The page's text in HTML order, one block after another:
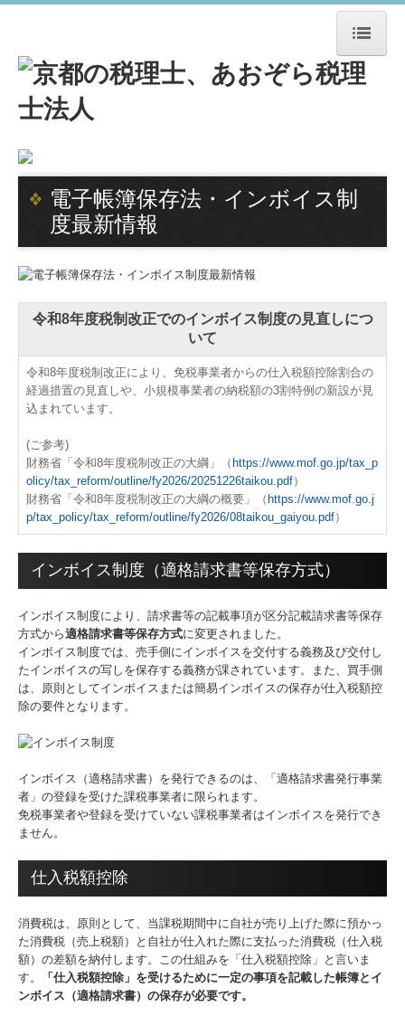
HOME
事務所概要
スタッフ紹介
SDGs宣言書
健康事業所宣言
あおぞら通信(R8)
業務案内
サービス案内
料金について
金融機関の皆様へ
お問合わせ
電子帳簿保存法・インボイス制
度最新情報
令和8年度税制改正でのインボイス制度の見直しにつ
いて
令和8年度税制改正により、免税事業者からの仕入税額控除割合の
経過措置の見直しや、小規模事業者の納税額の3割特例の新設が見
込まれています。
(ご参考)
財務省「令和8年度税制改正の大綱」（https://www.mof.go.jp/tax_p
olicy/tax_reform/outline/fy2026/20251226taikou.pdf）
財務省「令和8年度税制改正の大綱の概要」（https://www.mof.go.j
p/tax_policy/tax_reform/outline/fy2026/08taikou_gaiyou.pdf）
インボイス制度（適格請求書等保存方式）
インボイス制度により、請求書等の記載事項が区分記載請求書等保存
方式から適格請求書等保存方式に変更されました。
インボイス制度では、売手側にインボイスを交付する義務及び交付し
たインボイスの写しを保存する義務が課されています。また、買手側
は、原則としてインボイスまたは簡易インボイスの保存が仕入税額控
除の要件となります。
インボイス（適格請求書）を発行できるのは、「適格請求書発行事業
者」の登録を受けた課税事業者に限られます。
免税事業者や登録を受けていない課税事業者はインボイスを発行でき
ません。
仕入税額控除
消費税は、原則として、当課税期間中に自社が売り上げた際に預かっ
た消費税（売上税額）と自社が仕入れた際に支払った消費税（仕入税
額）の差額を納付します。この仕組みを「仕入税額控除」と言いま
す。
「仕入税額控除」を受けるために一定の事項を記載した帳簿とイ
ンボイス（適格請求書）の保存が必要です。